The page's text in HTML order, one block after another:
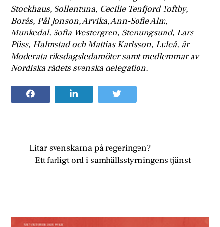
Stockhaus, Sollentuna, Cecilie Tenfjord Toftby,
Borås, Pål Jonson, Arvika, Ann-Sofie Alm,
Munkedal, Sofia Westergren, Stenungsund, Lars
Püss, Halmstad och Mattias Karlsson, Luleå, är
Moderata riksdagsledamöter samt medlemmar av
Nordiska rådets svenska delegation.
Litar svenskarna på regeringen?
Ett farligt ord i samhällsstyrningens tjänst